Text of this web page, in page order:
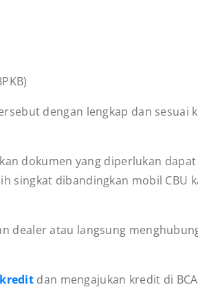
dengan lengkap dan sesuai
dokumen yang diperlukan
singkat dibandingkan mobil CBU
dealer atau langsung
dan mengajukan kredit di